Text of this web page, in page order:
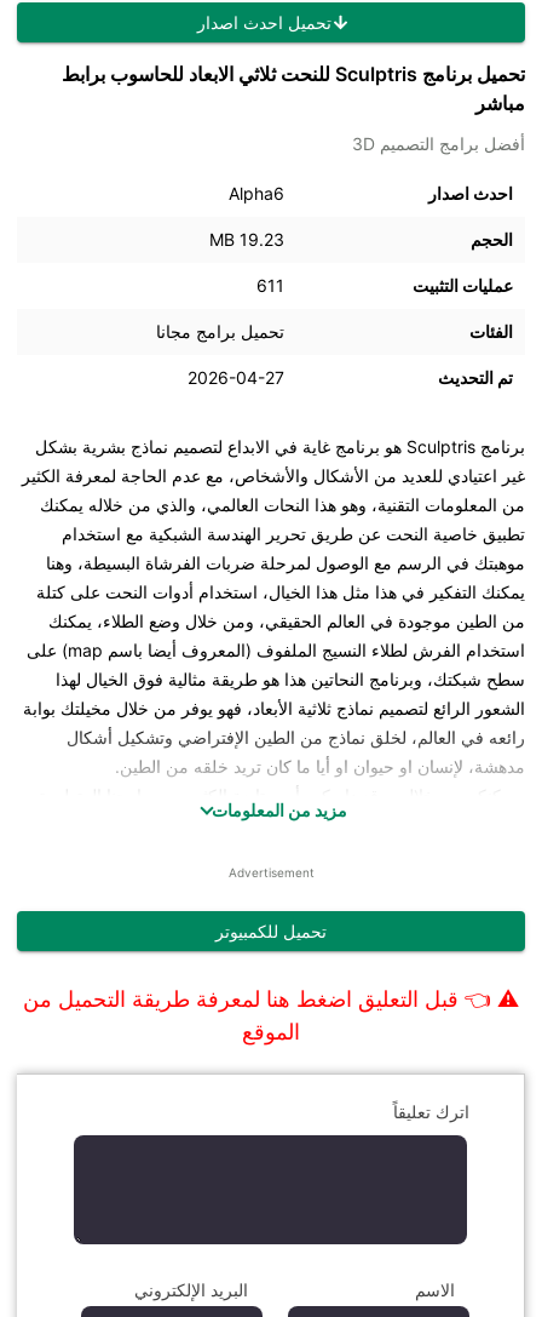
تحميل احدث اصدار
تحميل برنامج Sculptris للنحت ثلاثي الابعاد للحاسوب برابط
مباشر
أفضل برامج التصميم 3D
احدث اصدار Alpha6
الحجم 19.23 MB
عمليات التثبيت 611
الفئات تحميل برامج مجانا
تم التحديث 2026-04-27
برنامج Sculptris هو برنامج غاية في الابداع لتصميم نماذج بشرية بشكل
غير اعتيادي للعديد من الأشكال والأشخاص، مع عدم الحاجة لمعرفة الكثير
من المعلومات التقنية، وهو هذا النحات العالمي، والذي من خلاله يمكنك
تطبيق خاصية النحت عن طريق تحرير الهندسة الشبكية مع استخدام
موهبتك في الرسم مع الوصول لمرحلة ضربات الفرشاة البسيطة، وهنا
يمكنك التفكير في هذا مثل هذا الخيال، استخدام أدوات النحت على كتلة
من الطين موجودة في العالم الحقيقي، ومن خلال وضع الطلاء، يمكنك
استخدام الفرش لطلاء النسيج الملفوف (المعروف أيضا باسم map) على
سطح شبكتك، وبرنامج النحاتين هذا هو طريقة مثالية فوق الخيال لهذا
الشعور الرائع لتصميم نماذج ثلاثية الأبعاد، فهو يوفر من خلال مخيلتك بوابة
رائعه في العالم، لخلق نماذج من الطين الإفتراضي وتشكيل أشكال
مدهشة، لإنسان او حيوان او أيا ما كان تريد خلقه من الطين.
:: تنزيل احدث برامج نحت الاجسام ثلاثي الابعاد للحاسوب برنامج
Sculptris برابط تحميل مباشر من رابيد شير ::
بعض الادوات والامكانيات الموجودة في البرنامج ، وفي لحظات بسيطة
يمكنك الغوص في خيالك لاكتشاف أعماق جديدة داخلك، ويقوم البرنامج
بالماوس على الناحية اليمنى من واجهة البرنامج للإبحار في الملاحة الحرة
للتصميم، كما يمكنك تشغيل أو إيقاف الملاحة الاصليه اي النموذج الأصلي،
مباشر ::
لن يستطيع أن يخلق منك فناناً لتشكيل أشكال ونماذج حرة، ولكن من
مزيد من المعلومات
Advertisement
تحميل للكمبيوتر
⚠ 👈 قبل التعليق اضغط هنا لمعرفة طريقة التحميل من
الموقع
اترك تعليقاً
التعليق
الاسم البريد الإلكتروني